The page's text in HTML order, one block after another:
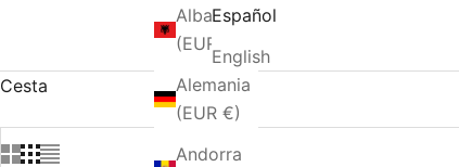
Albania
Alemania
(EUR €)
Andorra
Español
English
Cesta